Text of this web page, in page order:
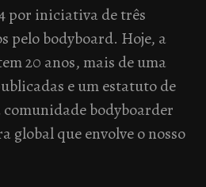
por iniciativa de três
pelo bodyboard. Hoje, a
20 anos, mais de uma
e um estatuto de
comunidade bodyboarder
global que envolve o nosso